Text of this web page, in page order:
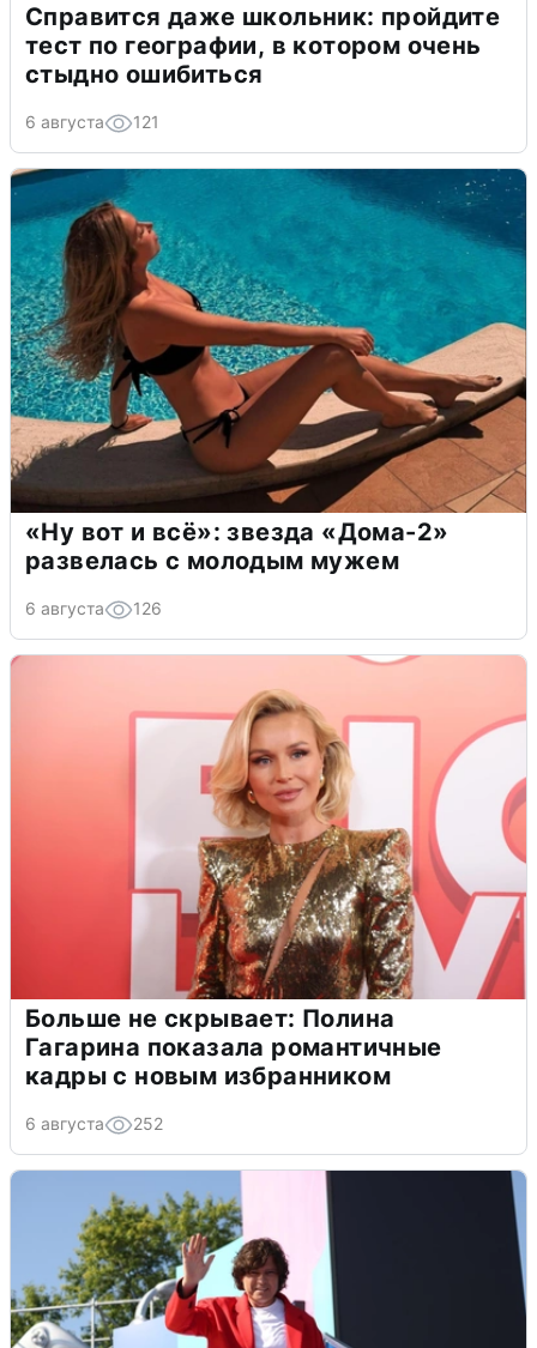
Справится даже школьник: пройдите
тест по географии, в котором очень
стыдно ошибиться
6 августа 121
«Ну вот и всё»: звезда «Дома-2»
развелась с молодым мужем
6 августа 126
Больше не скрывает: Полина
Гагарина показала романтичные
кадры с новым избранником
6 августа 252